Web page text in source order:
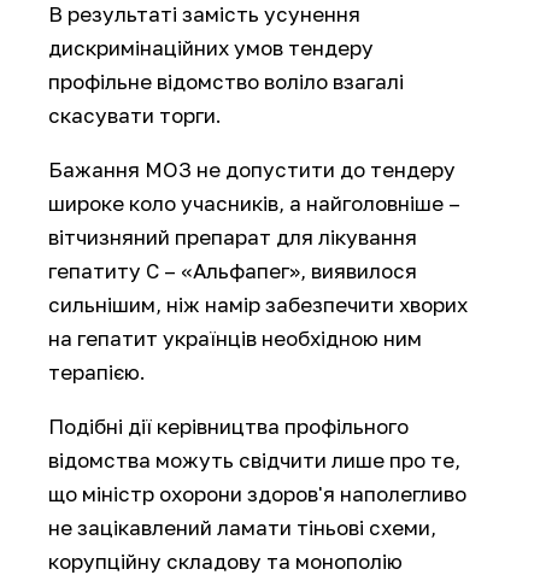
В результаті замість усунення
дискримінаційних умов тендеру
профільне відомство воліло взагалі
скасувати торги.
Бажання МОЗ не допустити до тендеру
широке коло учасників, а найголовніше –
вітчизняний препарат для лікування
гепатиту С – «Альфапег», виявилося
сильнішим, ніж намір забезпечити хворих
на гепатит українців необхідною ним
терапією.
Подібні дії керівництва профільного
відомства можуть свідчити лише про те,
що міністр охорони здоров'я наполегливо
не зацікавлений ламати тіньові схеми,
корупційну складову та монополію